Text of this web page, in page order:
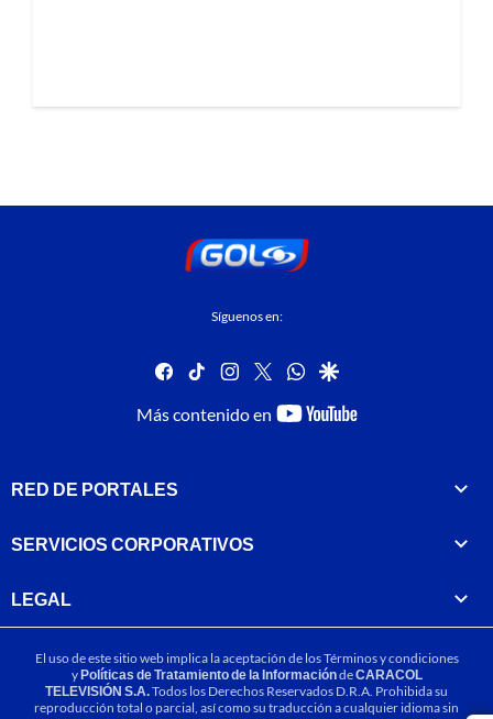
Síguenos en:
facebook
tiktok instagram
twitterwhatsapp
google
Más contenido en
youtube-
RED DE PORTALES
SERVICIOS CORPORATIVOS
LEGAL
El uso de este sitio web implica la aceptación de losTérminos y condiciones
yPolíticas de Tratamiento de la InformacióndeCARACOL
TELEVISIÓN S.A.Todos los Derechos Reservados D.R.A. Prohibida su
reproducción total o parcial, así como su traducción a cualquier idioma sin